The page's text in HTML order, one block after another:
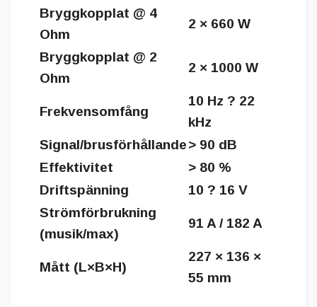
Bryggkopplat @ 4
Ohm
2 × 660 W
Bryggkopplat @ 2
Ohm
2 × 1000 W
Frekvensomfång
10 Hz ? 22
kHz
Signal/brusförhållande> 90 dB
Effektivitet
> 80 %
Driftspänning
10 ? 16 V
Strömförbrukning
(musik/max)
91 A / 182 A
Mått (L×B×H)
227 × 136 ×
55 mm